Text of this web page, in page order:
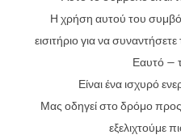
Η χρήση αυτού του
εισιτήριο για να
Εαυτό –
Είναι ένα ισχυρό
Μας οδηγεί στο δρόμο
εξελιχτούμε